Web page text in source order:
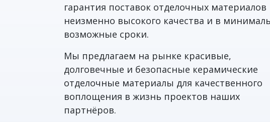
гарантия поставок отделочных материалов
неизменно высокого качества и в
возможные сроки.
Мы предлагаем на рынке красивые,
долговечные и безопасные керамические
отделочные материалы для качественного
воплощения в жизнь проектов наших
партнёров.